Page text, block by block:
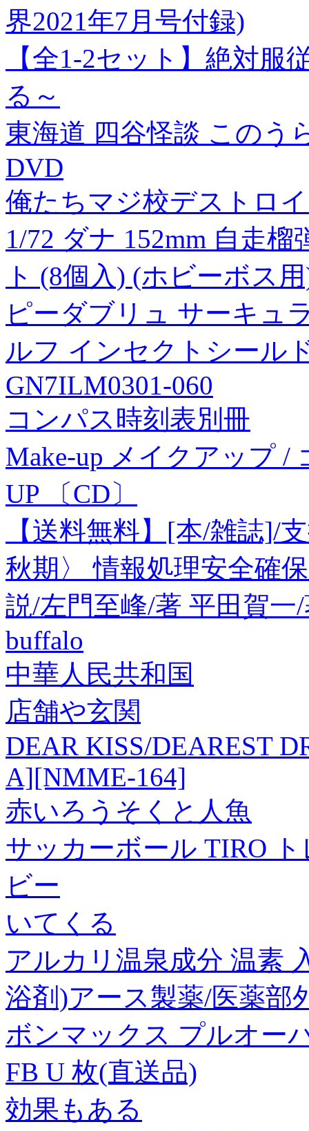
界2021年7月号付録)
【全1-2セット】絶対
る～
東海道 四谷怪談 この
DVD
俺たちマジ校デストロ
1/72 ダナ 152mm 自走
ト (8個入) (ホビーボス
ピーダブリュ サーキュ
ルフ インセクトシール
GN7ILM0301-060
コンパス時刻表別冊
Make-up メイクアップ
UP 〔CD〕
【送料無料】[本/雑誌]/
秋期〉 情報処理安全確
説/左門至峰/著 平田賀一
buffalo
中華人民共和国
店舗や玄関
DEAR KISS/DEAREST
A][NMME-164]
赤いろうそくと人魚
サッカーボール TIRO
ビー
いてくる
アルカリ温泉成分 温素
浴剤)アース製薬/医薬部
ボンマックス プルオー
FB U 枚(直送品)
効果もある